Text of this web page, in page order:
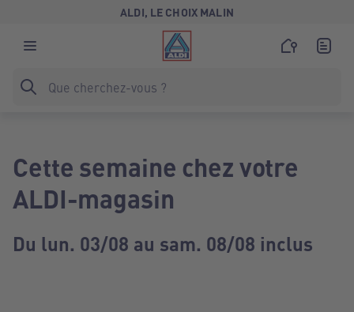
ALDI, LE CHOIX MALIN
Cette semaine chez votre
ALDI-magasin
Du lun. 03/08 au sam. 08/08 inclus